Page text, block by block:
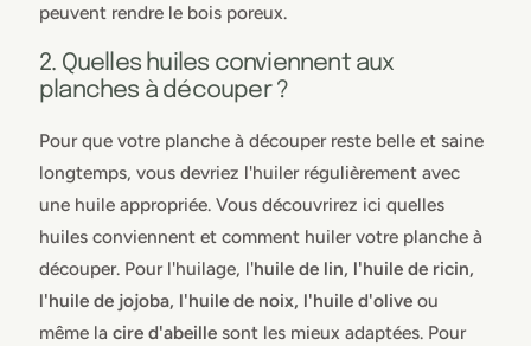
peuvent rendre le bois poreux.
2. Quelles huiles conviennent aux
planches à découper ?
Pour que votre planche à découper reste belle et saine
longtemps, vous devriez l'huiler régulièrement avec
une huile appropriée. Vous découvrirez ici quelles
huiles conviennent et comment huiler votre planche à
découper. Pour l'huilage, l'huile de lin, l'huile de ricin,
l'huile de jojoba, l'huile de noix, l'huile d'olive ou
même la cire d'abeille sont les mieux adaptées. Pour